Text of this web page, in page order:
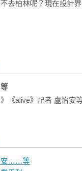
去柏林呢？現在設計
熟悉又陌生的城市，
印象 Image
？」有人這麼開
》《alive》記者 盧怡安
安……等